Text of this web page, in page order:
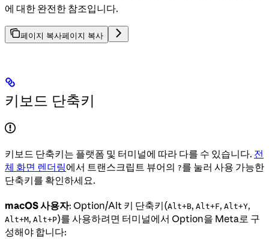
에 대한 완전한 참조입니다.
페이지 복사페이지 복사
키보드 단축키
키보드 단축키는 플랫폼 및 터미널에 따라 다를 수 있습니다. 전
체 화면 렌더링에서 트랜스크립트 뷰어의 ?를 눌러 사용 가능한
단축키를 확인하세요.
macOS 사용자: Option/Alt 키 단축키(Alt+B, Alt+F, Alt+Y,
Alt+M, Alt+P)를 사용하려면 터미널에서 Option을 Meta로 구
성해야 합니다: